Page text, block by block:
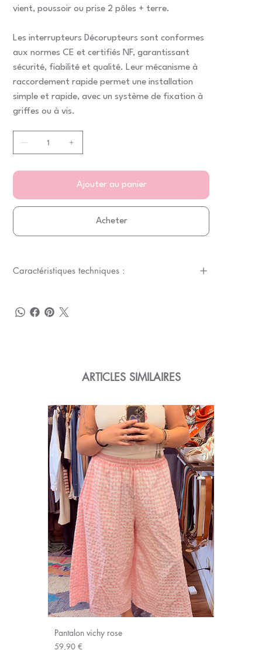
vient, poussoir ou prise 2 pôles + terre.
Les interrupteurs Décorupteurs sont conformes
aux normes CE et certifiés NF, garantissant
sécurité, fiabilité et qualité. Leur mécanisme à
raccordement rapide permet une installation
simple et rapide, avec un système de fixation à
griffes ou à vis.
Ajouter au panier
Acheter
Caractéristiques techniques :
ARTICLES SIMILAIRES
Pantalon vichy rose
Prix
59,90 €